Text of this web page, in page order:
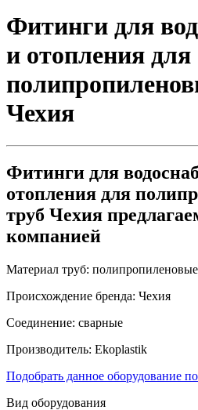
Фитинги для
и отопления для
Чехия
Фитинги для
отопления для
труб Чехия
компанией
Материал труб: полипропиленовые
Происхождение бренда: Чехия
Соединение: сварные
Производитель: Ekoplastik
Подобрать данное оборудование
Вид оборудования